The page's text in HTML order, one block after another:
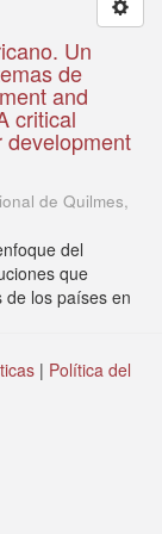
Un
de
and
critical
development
de Quilmes,
del
que
de los países en
| Política del